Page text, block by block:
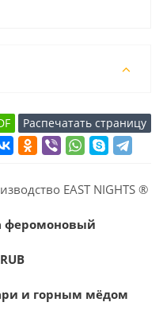
EAST NIGHTS ®
феромоновый
и горным мёдом